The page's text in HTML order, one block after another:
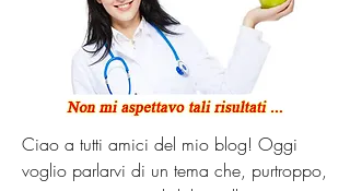
Ciao a tutti amici del mio blog! Oggi
voglio parlarvi di un tema che, purtroppo,